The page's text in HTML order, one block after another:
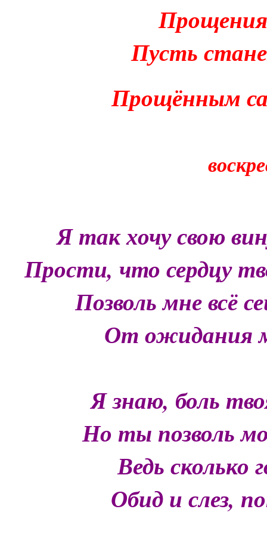
Пусть
Прощённым
Я так хочу свою
Прости, что сердцу
Позволь мне всё
От ожидания
Я знаю, боль
Но ты позволь
Ведь сколько
Обид и слез,